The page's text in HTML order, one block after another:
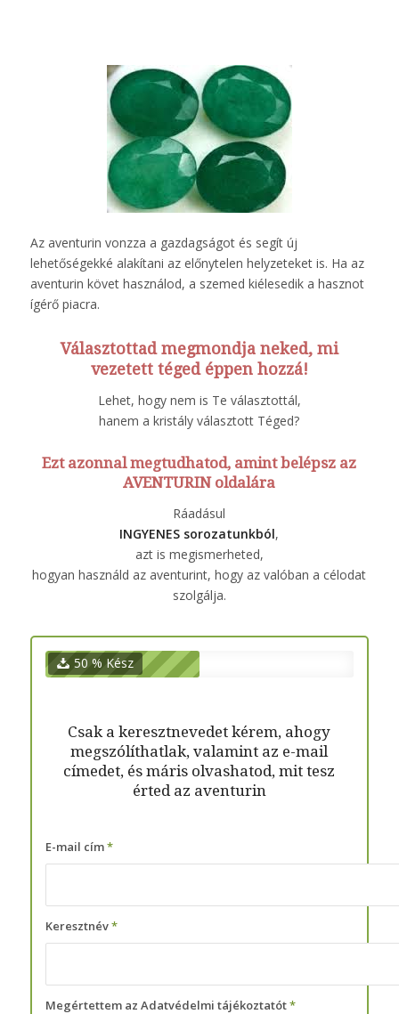
Az aventurin vonzza a gazdagságot és segít új
lehetőségekké alakítani az előnytelen helyzeteket is. Ha az
aventurin követ használod, a szemed kiélesedik a hasznot
ígérő piacra.
Választottad megmondja neked, mi
vezetett téged éppen hozzá!
Lehet, hogy nem is Te választottál,
hanem a kristály választott Téged?
Ezt azonnal megtudhatod, amint belépsz az
AVENTURIN oldalára
Ráadásul
INGYENES sorozatunkból,
azt is megismerheted,
hogyan használd az aventurint, hogy az valóban a célodat
szolgálja.
50 % Kész
Csak a keresztnevedet kérem, ahogy
megszólíthatlak, valamint az e-mail
címedet, és máris olvashatod, mit tesz
érted az aventurin
E-mail cím*
Keresztnév*
Megértettem az Adatvédelmi tájékoztatót*